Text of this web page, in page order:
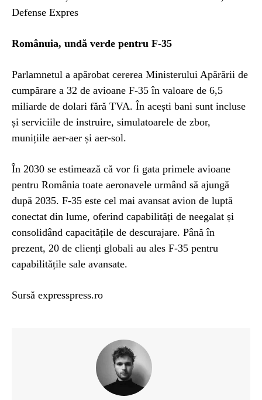
Defense Expres
Românuia, undă verde pentru F-35
Parlamnetul a apărobat cererea Ministerului Apărării de
cumpărare a 32 de avioane F-35 în valoare de 6,5
miliarde de dolari fără TVA. În acești bani sunt incluse
și serviciile de instruire, simulatoarele de zbor,
munițiile aer-aer și aer-sol.
În 2030 se estimează că vor fi gata primele avioane
pentru România toate aeronavele urmând să ajungă
după 2035. F-35 este cel mai avansat avion de luptă
conectat din lume, oferind capabilități de neegalat și
consolidând capacitățile de descurajare. Până în
prezent, 20 de clienți globali au ales F-35 pentru
capabilitățile sale avansate.
Sursă expresspress.ro